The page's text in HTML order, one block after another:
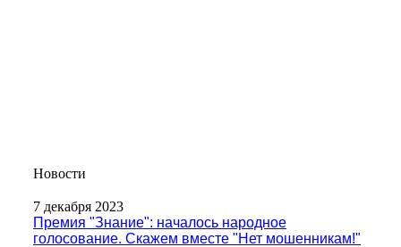
Новости
7 декабря 2023
Премия "Знание": началось народное
голосование. Скажем вместе "Нет мошенникам!"